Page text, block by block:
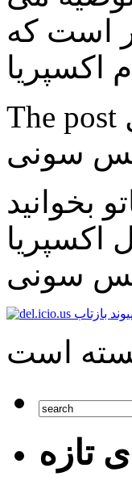
است که
The post انتشار نسخه بتای اندروید نوقا برای کاربران موبایل
اکسپریا
سونی
پیوند بازتاب
تازه